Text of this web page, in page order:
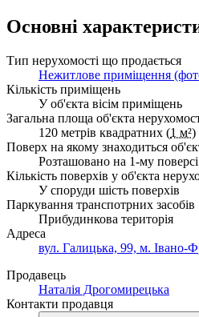
Основні
Тип нерухомості що продається
Нежитлове приміщення
Кількість приміщень
У об'єкта вісім приміщень
Загальна площа об'єкта
120 метрів квадратних (1 м²)
Поверх на якому знаходиться
Розташовано на 1-му
Кількість поверхів у об'єкта
У споруди шість поверхів
Паркування транспотрних засобів
Прибудинкова територія
Адреса
вул. Галицька, 99, м. Івано-
Продавець
Наталія Дрогомирецька
Контакти продавця